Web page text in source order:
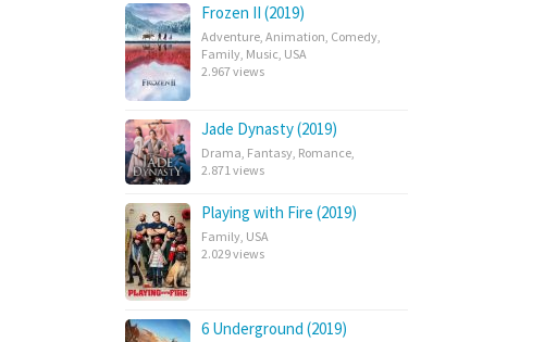
Frozen II (2019)
Adventure Animation Comedy
Family Music USA
2.967 views
Jade Dynasty (2019)
Drama Fantasy Romance
2.871 views
Playing with Fire (2019)
Family USA
2.029 views
6 Underground (2019)